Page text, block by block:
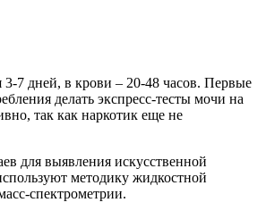
3-7 дней, в крови – 20-48 часов. Первые
делать экспресс-тесты мочи на
так как наркотик еще не
для выявления искусственной
методику жидкостной
спектрометрии.